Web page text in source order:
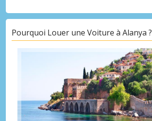
Pourquoi Louer une Voiture à Alanya ?